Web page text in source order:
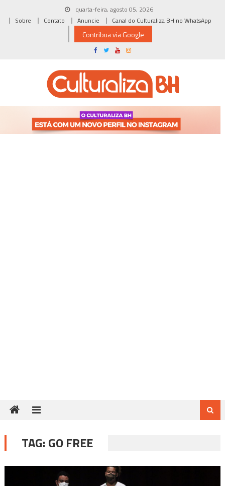
quarta-feira, agosto 05, 2026
Sobre
Contato Anuncie Canal do Culturaliza BH no WhatsApp
Contribua via Google
TAG:GO FREE